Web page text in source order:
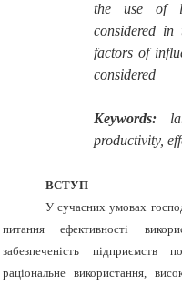
the use of
considered in
factors of
considered
Keywords:
productivity,
ВСТУП
У сучасних умовах
питання ефективності
забезпеченість підприємств
раціональне використання,